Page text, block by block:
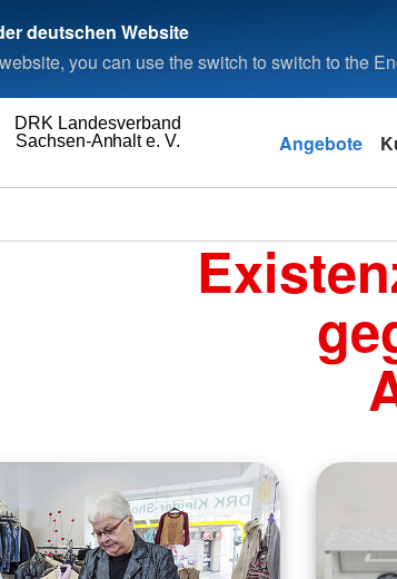
deutschen Website
you can use the switch to switch to the
Sachsen-Anhalt e. V.
DRK Landesverband
Angebote